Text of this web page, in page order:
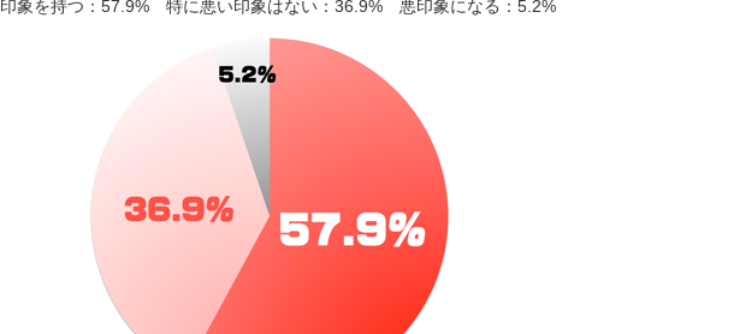
象を持つ：57.9% 特に悪い印象はない：36.9% 悪印象になる：5.2%